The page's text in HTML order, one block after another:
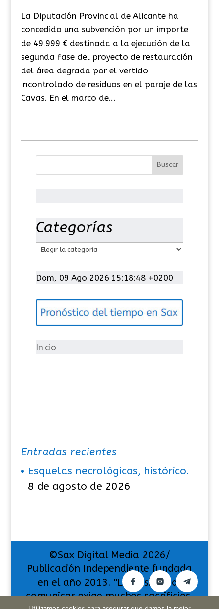
La Diputación Provincial de Alicante ha
concedido una subvención por un importe
de 49.999 € destinada a la ejecución de la
segunda fase del proyecto de restauración
del área degrada por el vertido
incontrolado de residuos en el paraje de las
Cavas. En el marco de...
Categorías
t
g
í
Dom, 09 Ago 2026 15:18:49 +0200
Inicio
Entradas recientes
Esquelas necrológicas, histórico.
8 de agosto de 2026
©Sax Digital Media 2026/
Publicación Independiente fundada
en el año 2013. "La pasión por
comunicar exige muchos sacrificios,